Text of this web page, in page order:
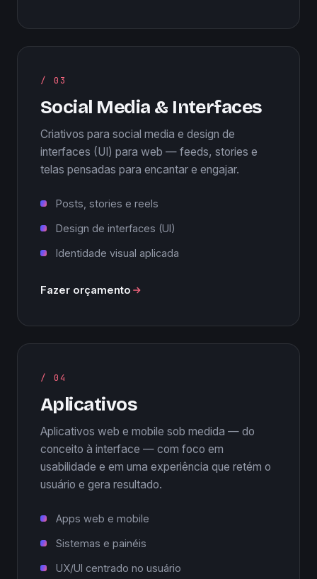
/ 03
Social Media & Interfaces
Criativos para social media e design de
interfaces (UI) para web — feeds, stories e
telas pensadas para encantar e engajar.
Posts, stories e reels
Design de interfaces (UI)
Identidade visual aplicada
Fazer orçamento
/ 04
Aplicativos
Aplicativos web e mobile sob medida — do
conceito à interface — com foco em
usabilidade e em uma experiência que retém o
usuário e gera resultado.
Apps web e mobile
Sistemas e painéis
UX/UI centrado no usuário